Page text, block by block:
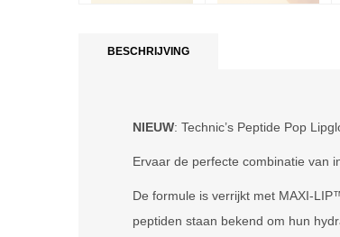
BESCHRIJVING
NIEUW: Technic’s Peptide Pop
Ervaar de perfecte combinatie van
De formule is verrijkt met MAXI-
peptiden staan bekend om hun